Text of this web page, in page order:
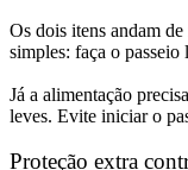
Os dois itens andam
simples: faça o passeio
Já a alimentação
leves. Evite iniciar o
Proteção extra